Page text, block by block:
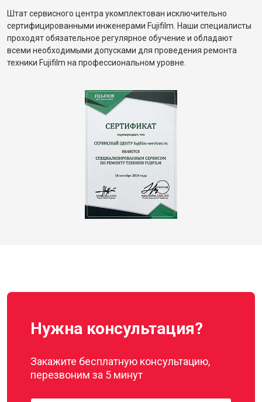
Штат сервисного центра укомплектован исключительно
сертифицированными инженерами Fujifilm. Наши специалисты
проходят обязательное регулярное обучение и обладают
всеми необходимыми допусками для проведения ремонта
техники Fujifilm на профессиональном уровне.
Нужна консультация?
Закажите бесплатную консультацию,
перезвоним за 5 минут